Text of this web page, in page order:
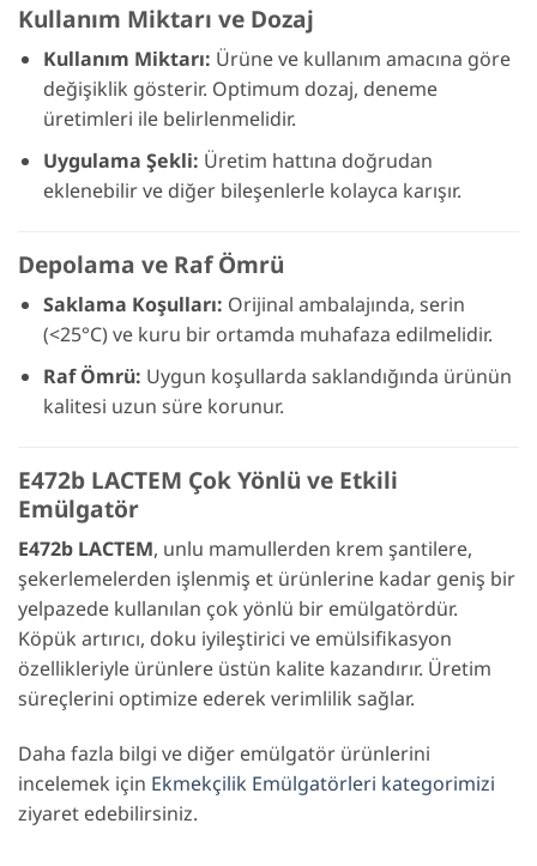
Kullanım Miktarı ve Dozaj
Kullanım Miktarı: Ürüne ve kullanım amacına göre
değişiklik gösterir. Optimum dozaj, deneme
üretimleri ile belirlenmelidir.
Uygulama Şekli: Üretim hattına doğrudan
eklenebilir ve diğer bileşenlerle kolayca karışır.
Depolama ve Raf Ömrü
Saklama Koşulları: Orijinal ambalajında, serin
(<25°C) ve kuru bir ortamda muhafaza edilmelidir.
Raf Ömrü: Uygun koşullarda saklandığında ürünün
kalitesi uzun süre korunur.
E472b LACTEM Çok Yönlü ve Etkili
Emülgatör
E472b LACTEM, unlu mamullerden krem şantilere,
şekerlemelerden işlenmiş et ürünlerine kadar geniş bir
yelpazede kullanılan çok yönlü bir emülgatördür.
Köpük artırıcı, doku iyileştirici ve emülsifikasyon
özellikleriyle ürünlere üstün kalite kazandırır. Üretim
süreçlerini optimize ederek verimlilik sağlar.
Daha fazla bilgi ve diğer emülgatör ürünlerini
incelemek için Ekmekçilik Emülgatörleri kategorimizi
ziyaret edebilirsiniz.